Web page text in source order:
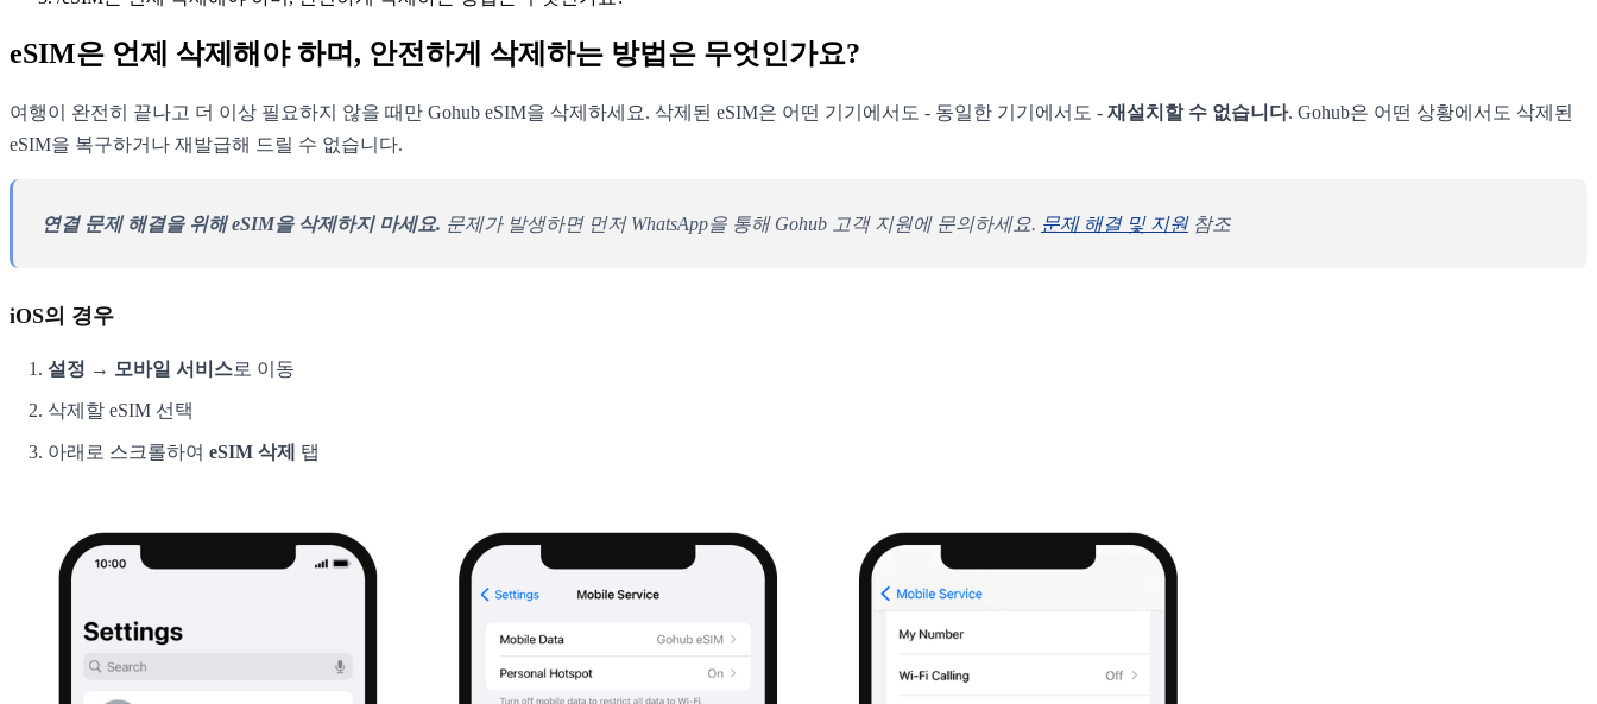
eSIM은 언제 삭제해야 하며, 안전하게 삭제하는 방법은 무엇인가요?
여행이 완전히 끝나고 더 이상 필요하지 않을 때만 Gohub eSIM을 삭제하세요. 삭제된 eSIM은 어떤 기기에서도 - 동일한 기기에서도 - 재설치할 수 없습니다. Gohub은 어떤 상황에서도 삭제된
eSIM을 복구하거나 재발급해 드릴 수 없습니다.
연결 문제 해결을 위해 eSIM을 삭제하지 마세요. 문제가 발생하면 먼저 WhatsApp을 통해 Gohub 고객 지원에 문의하세요. 문제 해결 및 지원참조
iOS의 경우
설정 → 모바일 서비스로 이동
삭제할 eSIM 선택
아래로 스크롤하여 eSIM 삭제 탭